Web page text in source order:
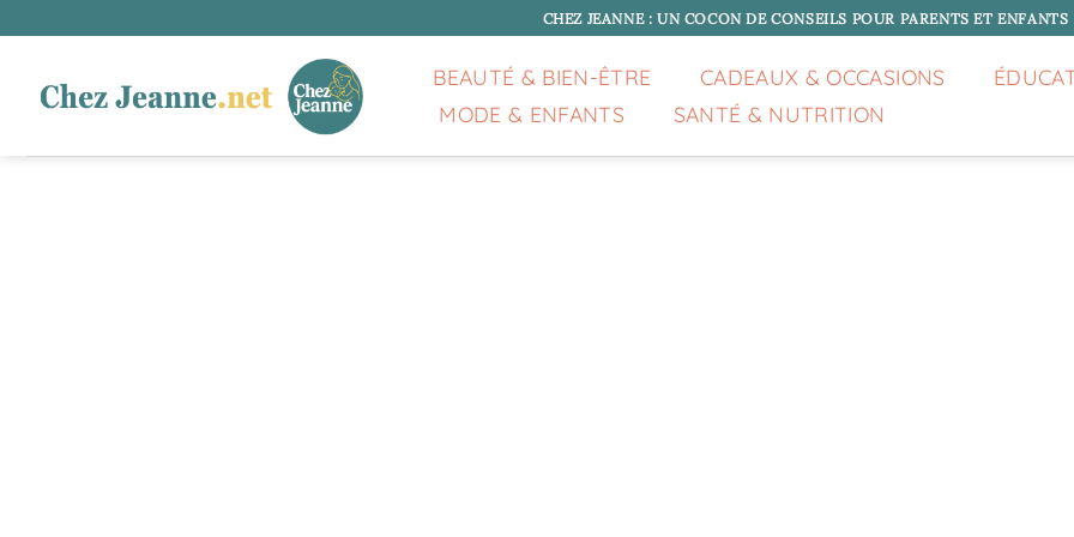
au
CHEZ JEANNE : UN COCON DE CONSEILS POUR PARENTS ET ENFANTS
BEAUTÉ & BIEN-ÊTRE CADEAUX & OCCASIONS
MODE & ENFANTS
SANTÉ & NUTRITION